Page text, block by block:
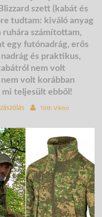
Blizzard szett (kabát és
tudtam: kiváló anyag
számítottam,
egy futónadrág, erős
és praktikus,
nem volt
volt korábban
mi teljesült ebből!
Tóth Viktor